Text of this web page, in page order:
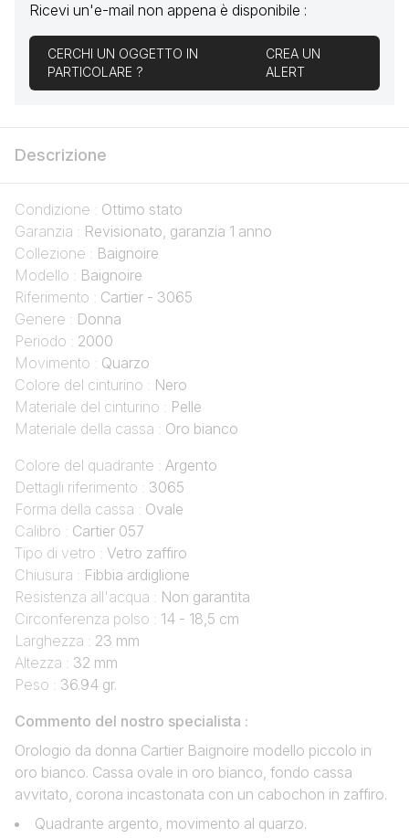
Ricevi un'e-mail non appena è disponibile :
CERCHI UN OGGETTO IN
PARTICOLARE ?
CREA UN
ALERT
Descrizione
Condizione : Ottimo stato
Garanzia : Revisionato, garanzia 1 anno
Collezione : Baignoire
Modello : Baignoire
Riferimento : Cartier - 3065
Genere : Donna
Periodo : 2000
Movimento : Quarzo
Colore del cinturino : Nero
Materiale del cinturino : Pelle
Materiale della cassa : Oro bianco
Colore del quadrante : Argento
Dettagli riferimento : 3065
Forma della cassa : Ovale
Calibro : Cartier 057
Tipo di vetro : Vetro zaffiro
Chiusura : Fibbia ardiglione
Resistenza all'acqua : Non garantita
Circonferenza polso : 14 - 18,5 cm
Larghezza : 23 mm
Altezza : 32 mm
Peso : 36.94 gr.
Commento del nostro specialista :
Orologio da donna Cartier Baignoire modello piccolo in
oro bianco. Cassa ovale in oro bianco, fondo cassa
avvitato, corona incastonata con un cabochon in zaffiro.
Quadrante argento, movimento al quarzo.